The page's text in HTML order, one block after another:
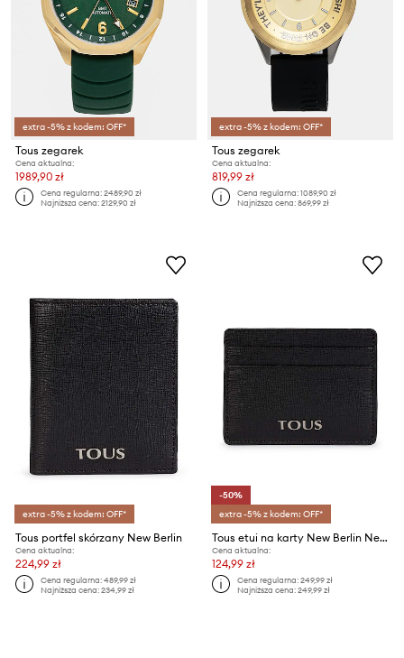
extra -5% z kodem: OFF*
Tous zegarek
Cena aktualna:
1989,90 zł
Cena regularna:2489,90 zł
Najniższa cena:2129,90 zł
extra -5% z kodem: OFF*
Tous zegarek
Cena aktualna:
819,99 zł
Cena regularna:1089,90 zł
Najniższa cena:869,99 zł
extra -5% z kodem: OFF*
Tous portfel skórzany New Berlin
Cena aktualna:
224,99 zł
Cena regularna:489,99 zł
Najniższa cena:234,99 zł
-50%
extra -5% z kodem: OFF*
Tous etui na karty New Berlin New Berlin
Cena aktualna:
124,99 zł
Cena regularna:249,99 zł
Najniższa cena:249,99 zł